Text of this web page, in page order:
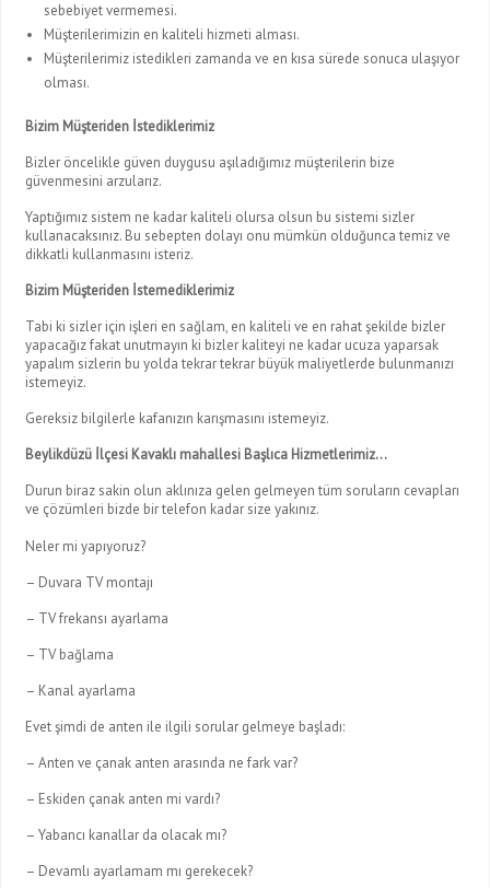
sebebiyet vermemesi.
Müşterilerimizin en kaliteli hizmeti alması.
Müşterilerimiz istedikleri zamanda ve en kısa sürede sonuca ulaşıyor
olması.
Bizim Müşteriden İstediklerimiz
Bizler öncelikle güven duygusu aşıladığımız müşterilerin bize
güvenmesini arzularız.
Yaptığımız sistem ne kadar kaliteli olursa olsun bu sistemi sizler
kullanacaksınız. Bu sebepten dolayı onu mümkün olduğunca temiz ve
dikkatli kullanmasını isteriz.
Bizim Müşteriden İstemediklerimiz
Tabi ki sizler için işleri en sağlam, en kaliteli ve en rahat şekilde bizler
yapacağız fakat unutmayın ki bizler kaliteyi ne kadar ucuza yaparsak
yapalım sizlerin bu yolda tekrar tekrar büyük maliyetlerde bulunmanızı
istemeyiz.
Gereksiz bilgilerle kafanızın karışmasını istemeyiz.
Beylikdüzü İlçesi Kavaklı mahallesi Başlıca Hizmetlerimiz…
Durun biraz sakin olun aklınıza gelen gelmeyen tüm soruların cevapları
ve çözümleri bizde bir telefon kadar size yakınız.
Neler mi yapıyoruz?
– Duvara TV montajı
– TV frekansı ayarlama
– TV bağlama
– Kanal ayarlama
Evet şimdi de anten ile ilgili sorular gelmeye başladı:
– Anten ve çanak anten arasında ne fark var?
– Eskiden çanak anten mi vardı?
– Yabancı kanallar da olacak mı?
– Devamlı ayarlamam mı gerekecek?